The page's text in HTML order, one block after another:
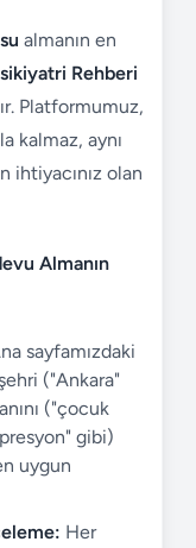
almanın en
Rehberi
Platformumuz,
kalmaz, aynı
ihtiyacınız olan
Almanın
sayfamızdaki
("Ankara"
("çocuk
gibi)
uygun
Her